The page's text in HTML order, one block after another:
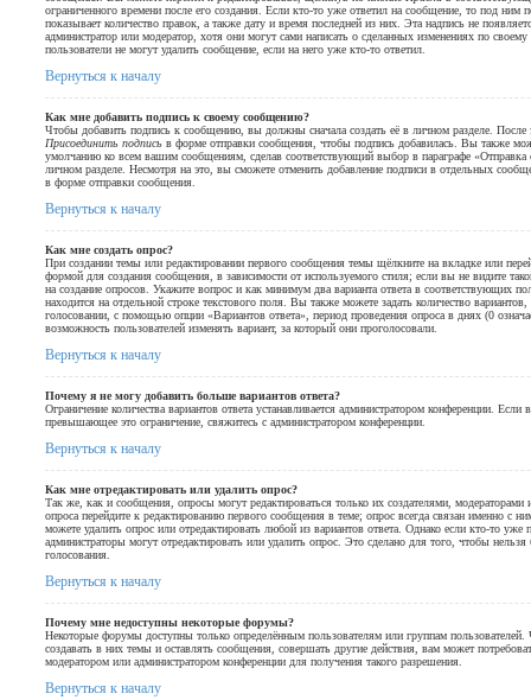
ограниченного времени после его создания. Если кто-то уже ответил на сообщение, то под ним
показывает количество правок, а также дату и время последней из них. Эта надпись не
администратор или модератор, хотя они могут сами написать о сделанных изменениях по
пользователи не могут удалить сообщение, если на него уже кто-то ответил.
Вернуться к началу
Как мне добавить подпись к своему сообщению?
Чтобы добавить подпись к сообщению, вы должны сначала создать её в личном разделе.
Присоединить подпись в форме отправки сообщения, чтобы подпись добавилась. Вы также
умолчанию ко всем вашим сообщениям, сделав соответствующий выбор в параграфе
личном разделе. Несмотря на это, вы сможете отменить добавление подписи в отдельных
в форме отправки сообщения.
Вернуться к началу
Как мне создать опрос?
При создании темы или редактировании первого сообщения темы щёлкните на вкладке или
формой для создания сообщения, в зависимости от используемого стиля; если вы не видите
на создание опросов. Укажите вопрос и как минимум два варианта ответа в соответствующих
находится на отдельной строке текстового поля. Вы также можете задать количество
голосовании, с помощью опции «Вариантов ответа», период проведения опроса в днях (0
возможность пользователей изменять вариант, за который они проголосовали.
Вернуться к началу
Почему я не могу добавить больше вариантов ответа?
Ограничение количества вариантов ответа устанавливается администратором конференции.
превышающее это ограничение, свяжитесь с администратором конференции.
Вернуться к началу
Как мне отредактировать или удалить опрос?
Так же, как и сообщения, опросы могут редактироваться только их создателями, модераторами
опроса перейдите к редактированию первого сообщения в теме; опрос всегда связан именно с
можете удалить опрос или отредактировать любой из вариантов ответа. Однако если кто-то
администраторы могут отредактировать или удалить опрос. Это сделано для того, чтобы
голосования.
Вернуться к началу
Почему мне недоступны некоторые форумы?
Некоторые форумы доступны только определённым пользователям или группам
создавать в них темы и оставлять сообщения, совершать другие действия, вам может
модератором или администратором конференции для получения такого разрешения.
Вернуться к началу